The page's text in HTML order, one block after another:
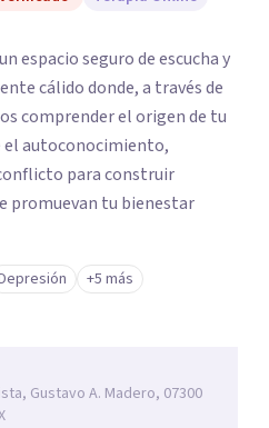
espacio seguro de escucha y
cálido donde, a través de
comprender el origen de tu
el autoconocimiento,
para construir
promuevan tu bienestar
+5 más
Gustavo A. Madero, 07300